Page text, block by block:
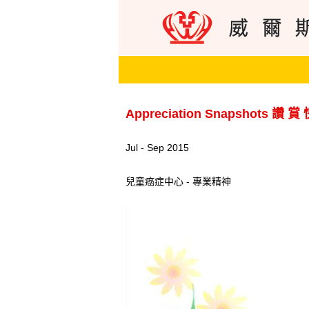
Appreciation Snapshots 讚 賞
Jul - Sep 2015
兒童癌症中心 - 專業精神